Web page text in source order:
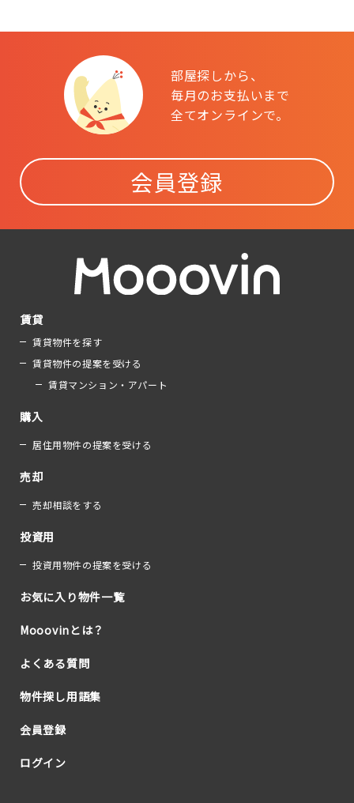
部屋探しから、
毎月のお支払いまで
全てオンラインで。
会員登録
賃貸
賃貸物件を探す
賃貸物件の提案を受ける
賃貸マンション・アパート
購入
居住用物件の提案を受ける
売却
売却相談をする
投資用
投資用物件の提案を受ける
お気に入り物件一覧
Mooovinとは？
よくある質問
物件探し用語集
会員登録
ログイン